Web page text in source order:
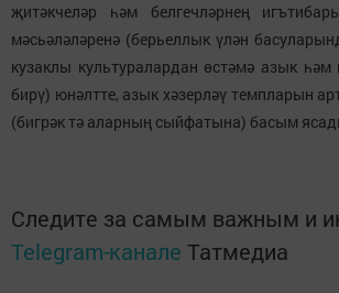
җитәкчеләр һәм белгечләрнең
мәсьәләләренә (берьеллык үлән
кузаклы культуралардан өстәмә азык һәм
бирү) юнәлтте, азык хәзерләү темпларын
(бигрәк тә аларның сыйфатына) басым
Следите за самым важным и
Telegram-канале Татмедиа